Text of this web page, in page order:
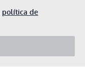
política de